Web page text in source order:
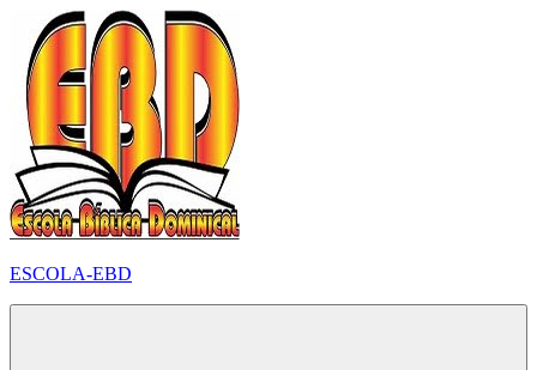
para
conteúdo
ESCOLA-EBD